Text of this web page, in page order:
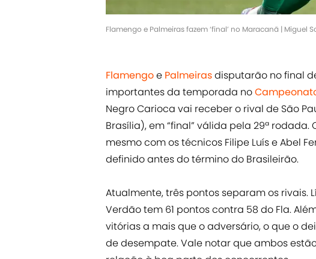
Flamengo e Palmeiras fazem ‘final’ no Maracanã | Miguel
Flamengoe Palmeirasdisputarão no final
importantes da temporada no
Negro Carioca vai receber o rival de São
Brasília), em “final” válida pela 29ª
mesmo com os técnicos Filipe Luís e Abel
definido antes do término do Brasileirão.
Atualmente, três pontos separam os rivais.
Verdão tem 61 pontos contra 58 do Fla.
vitórias a mais que o adversário, o que o
de desempate. Vale notar que ambos